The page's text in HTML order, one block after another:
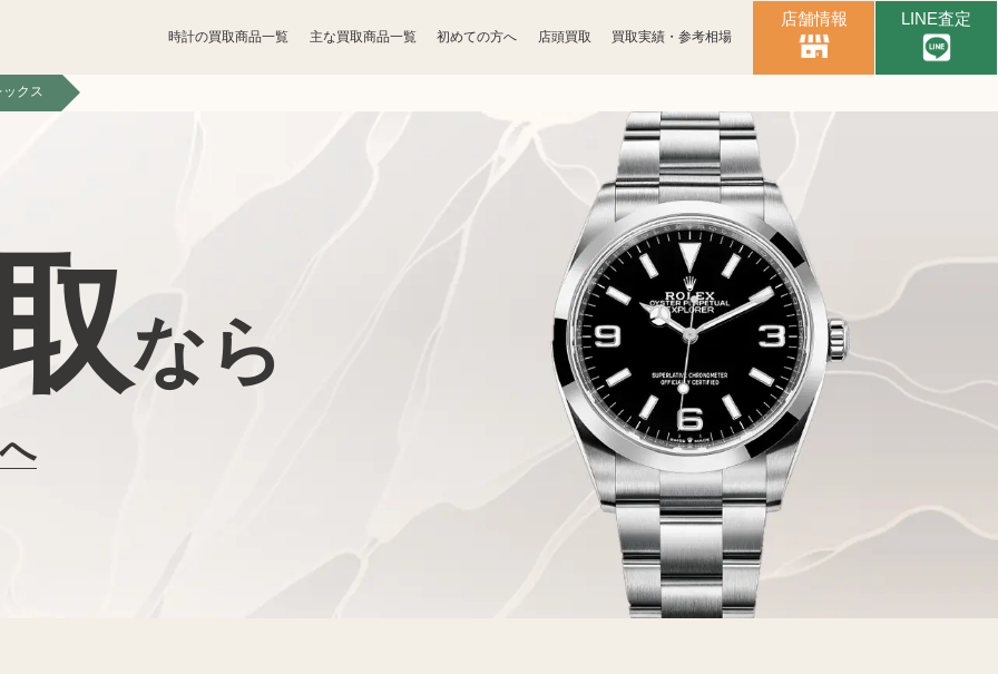
時計の買取商品一覧 主な買取商品一覧
古銭買取 カメラ買取
ゲーム買取 スマホ買取 文具買取
食器買取 金券買取
イヤホン
ヘッドホン買取
アパレル買取 照明・ライト買取
携帯電話買取 着物買取
初めての方へ 店頭買取 買取実績・参考相場
店舗情報 LINE査定
ックス
なら